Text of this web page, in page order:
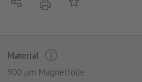
Teilen DruckenAuf die Merkliste
Material
900 µm Magnetfolie